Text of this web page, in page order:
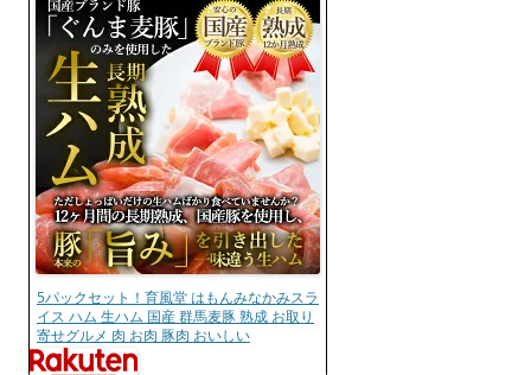
5パックセット！育風堂 はもんみなかみスラ
イス ハム 生ハム 国産 群馬麦豚 熟成 お取り
寄せグルメ 肉 お肉 豚肉 おいしい